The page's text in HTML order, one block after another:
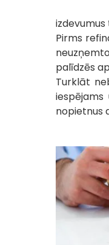
Pirms
palīdzēs
Turklāt
nopietnus